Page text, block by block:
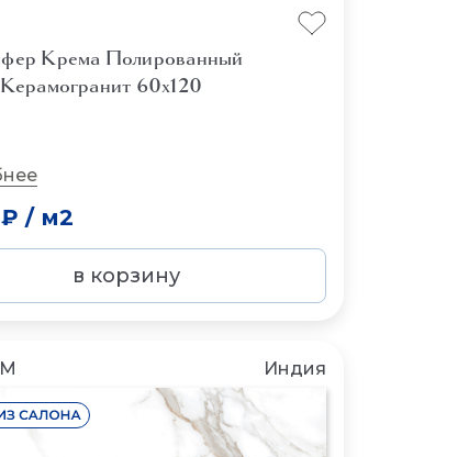
Крема Полированный
60x120
/ м2
в корзину
Индия